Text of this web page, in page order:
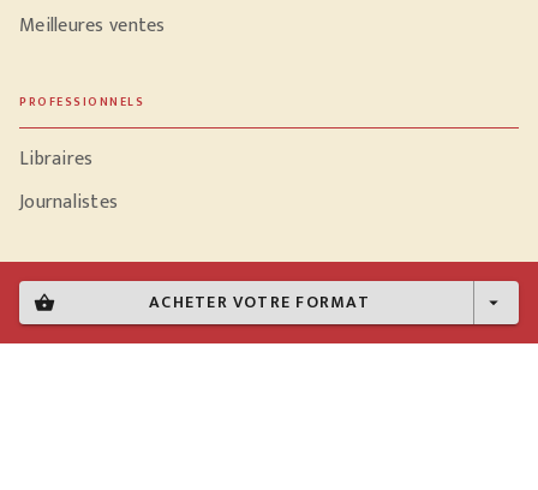
shopping_basket ACHETER VOTRE FORMAT arrow_drop_down
Meilleures ventes
PROFESSIONNELS
Libraires
Journalistes
Données personnelles